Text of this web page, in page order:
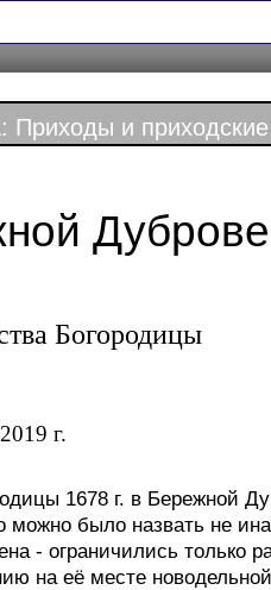
Приходы и
Дуброве
Богородицы
г.
1678 г. в Бережной
можно было назвать не
- ограничились только
на её месте новодельной